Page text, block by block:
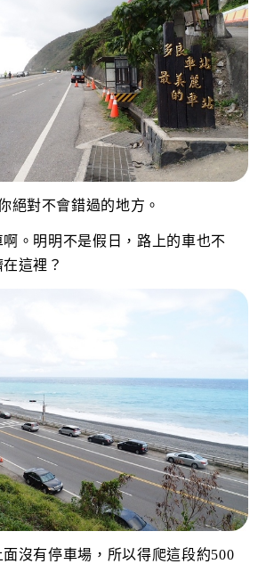
絕對不會錯過的地方。
啊。明明不是假日，路上的車也不
這裡？
沒有停車場，所以得爬這段約500